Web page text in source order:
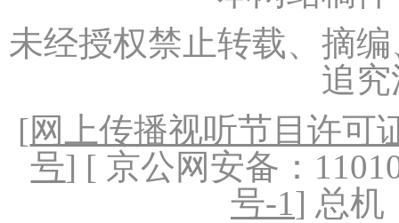
未经授权禁止转载、摘
追
[网上传播视听节目许可
号] [ 京公网安备：
号-1] 总机